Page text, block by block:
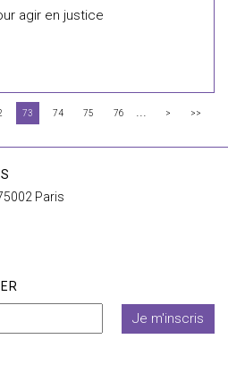
agir en justice
73 74 75 76 ... > >>
Paris
Je m'inscris